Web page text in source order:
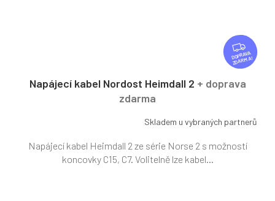
Z
D
A
ZDARMA
Napájecí kabel Nordost Heimdall 2 + doprava
zdarma
Skladem u vybraných partnerů
Napájecí kabel Heimdall 2 ze série Norse 2 s možností
koncovky C15, C7. Volitelně lze kabel...